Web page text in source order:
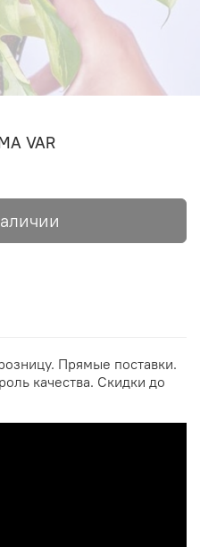
VAR
Прямые поставки.
качества. Скидки до